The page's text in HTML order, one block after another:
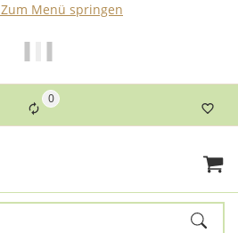
Zum Menü springen
0